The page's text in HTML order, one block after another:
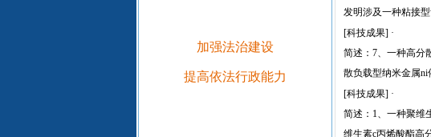
加强法治建设
提高依法行政能力
发明涉及一种粘接
[科技成果] ·
简述：7、一种高分
散负载型纳米金属
[科技成果] ·
简述：1、一种聚维
维生素c丙烯酸酯高